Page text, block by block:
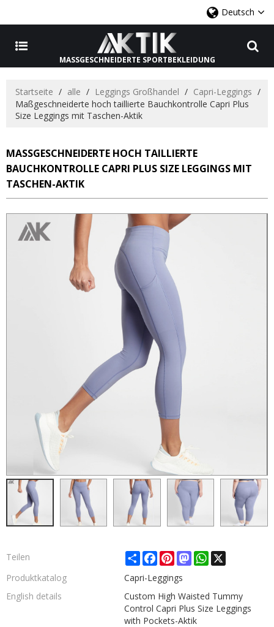
Deutsch
MASSGESCHNEIDERTE SPORTBEKLEIDUNG
Startseite / alle / Leggings Großhandel / Capri-Leggings /
Maßgeschneiderte hoch taillierte Bauchkontrolle Capri Plus
Size Leggings mit Taschen-Aktik
MASSGESCHNEIDERTE HOCH TAILLIERTE B
AUCHKONTROLLE CAPRI PLUS SIZE LEGGINGS MIT T
ASCHEN-AKTIK
Teilen ShareFacebook
PinterestMastodonWhatsApp
X
Produktkatalog
Capri-Leggings
English details
Custom High Waisted Tummy
Control Capri Plus Size Leggings
with Pockets-Aktik